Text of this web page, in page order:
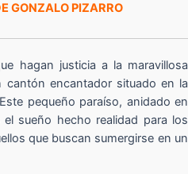
GONZALO PIZARRO
hagan justicia a la maravillosa
cantón encantador situado en la
pequeño paraíso, anidado en
sueño hecho realidad para los
que buscan sumergirse en un